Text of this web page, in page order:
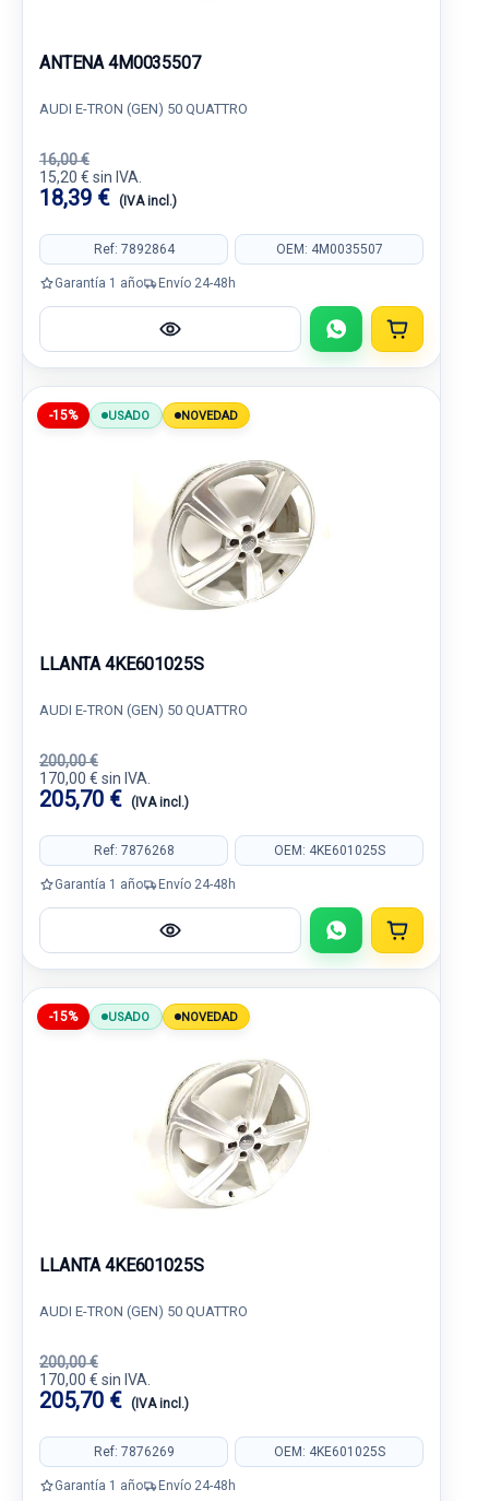
ANTENA 4M0035507
AUDI E-TRON (GEN) 50 QUATTRO
16,00 €
15,20 € sin IVA.
18,39 € (IVA incl.)
Ref: 7892864 OEM: 4M0035507
Garantía 1 año Envío 24-48h
-15% USADO NOVEDAD
LLANTA 4KE601025S
AUDI E-TRON (GEN) 50 QUATTRO
200,00 €
170,00 € sin IVA.
205,70 € (IVA incl.)
Ref: 7876268 OEM: 4KE601025S
Garantía 1 año Envío 24-48h
-15% USADO NOVEDAD
LLANTA 4KE601025S
AUDI E-TRON (GEN) 50 QUATTRO
200,00 €
170,00 € sin IVA.
205,70 € (IVA incl.)
Ref: 7876269 OEM: 4KE601025S
Garantía 1 año Envío 24-48h